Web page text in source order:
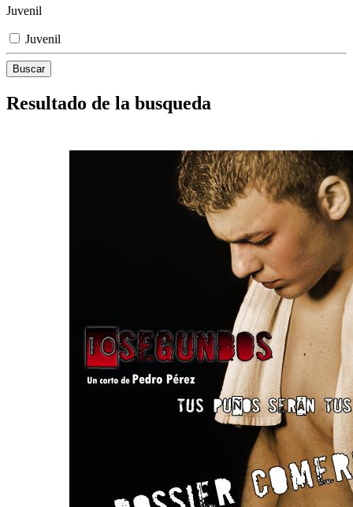
Juvenil
Juvenil
Resultado de la busqueda